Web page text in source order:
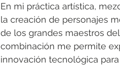
En mi práctica artística,
la creación de personajes
de los grandes maestros
combinación me permite
innovación tecnológica